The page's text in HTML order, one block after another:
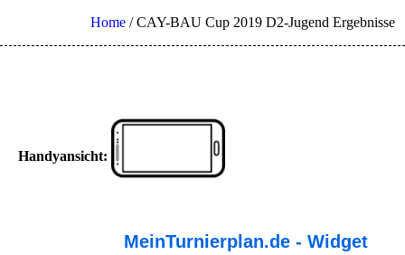
Home /CAY-BAU Cup 2019 D2-Jugend Ergebnisse
Handyansicht: